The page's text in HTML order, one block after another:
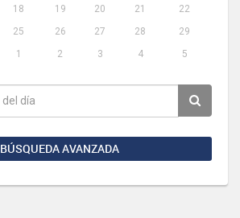
18 19 20 21
22
25 26 27 28
29
1 2 3 4 5
BÚSQUEDA AVANZADA